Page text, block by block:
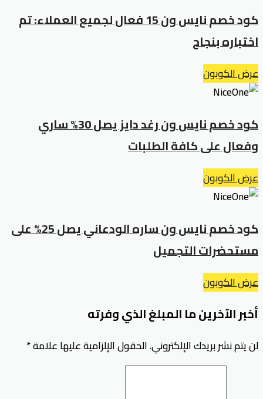
كود خصم نايس ون 15 فعال لجميع العملاء: تم
اختباره بنجاح
عرض الكوبون
كود خصم نايس ون رغد دايز يصل 30% ساري
وفعال على كافة الطلبات
عرض الكوبون
كود خصم نايس ون ساره الودعاني يصل 25% على
مستحضرات التجميل
عرض الكوبون
أخبر الآخرين ما المبلغ الذي وفرته
لن يتم نشر بريدك الإلكتروني.الحقول الإلزامية عليها علامة*